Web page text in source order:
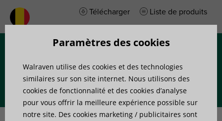
Télécharger Liste de produits
Accueil»Produits» Protection incendie» Accessoires coupe-feu
Paramètres des cookies
Walraven utilise des cookies et des technologies
similaires sur son site internet. Nous utilisons des
cookies de fonctionnalité et des cookies d’analyse
pour vous offrir la meilleure expérience possible sur
notre site. Des cookies marketing / publicitaires sont